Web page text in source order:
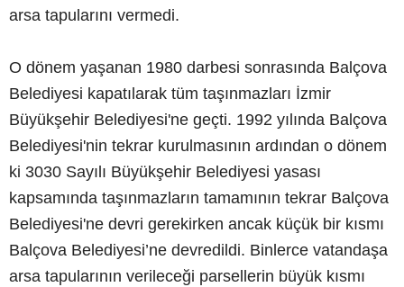
arsa tapularını vermedi.
O dönem yaşanan 1980 darbesi sonrasında Balçova
Belediyesi kapatılarak tüm taşınmazları İzmir
Büyükşehir Belediyesi'ne geçti. 1992 yılında Balçova
Belediyesi'nin tekrar kurulmasının ardından o dönem
ki 3030 Sayılı Büyükşehir Belediyesi yasası
kapsamında taşınmazların tamamının tekrar Balçova
Belediyesi'ne devri gerekirken ancak küçük bir kısmı
Balçova Belediyesi’ne devredildi. Binlerce vatandaşa
arsa tapularının verileceği parsellerin büyük kısmı